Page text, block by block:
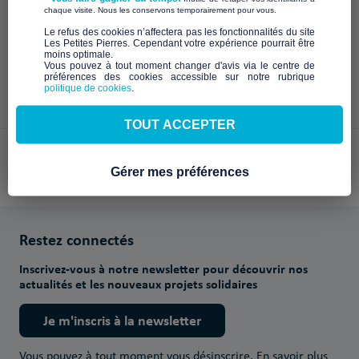
À venir
Restez connectés
Inscrivez-vous à notre newsletter pour découvrir nos
actualités et les nouveaux projets solidaires
Je m'inscris à la newsletter
chaque visite. Nous les conservons temporairement pour vous.
​Le refus des cookies n’affectera pas les fonctionnalités du site
Les Petites Pierres. Cependant votre expérience pourrait être
moins optimale.​
Vous pouvez à tout moment changer d'avis via le centre de
préférences des cookies accessible sur notre rubrique
politique de cookies
TOUT ACCEPTER
Gérer mes préférences